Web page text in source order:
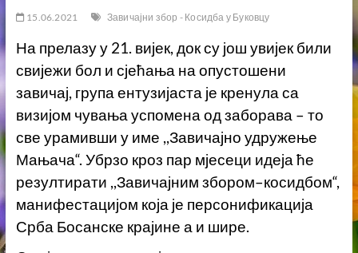
15.06.2021 Завичајни збор - Косидба у Буковцу
На прелазу у 21. вијек, док су још увијек били
свијежи бол и сјећања на опустошени
завичај, група ентузијаста је кренула са
визијом чувања успомена од заборава – то
све урамивши у име ,,Завичајно удружење
Мањача“. Убрзо кроз пар мјесеци идеја ће
резултирати ,,Завичајним збором–косидбом“,
манифестацијом која је персонификација
Срба Босанске крајине а и шире.